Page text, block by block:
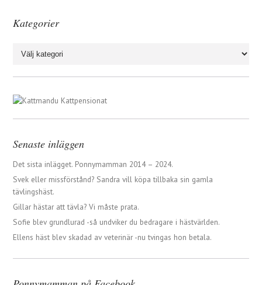
Kategorier
Senaste inläggen
Det sista inlägget. Ponnymamman 2014 – 2024.
Svek eller missförstånd? Sandra vill köpa tillbaka sin gamla
tävlingshäst.
Gillar hästar att tävla? Vi måste prata.
Sofie blev grundlurad -så undviker du bedragare i hästvärlden.
Ellens häst blev skadad av veterinär -nu tvingas hon betala.